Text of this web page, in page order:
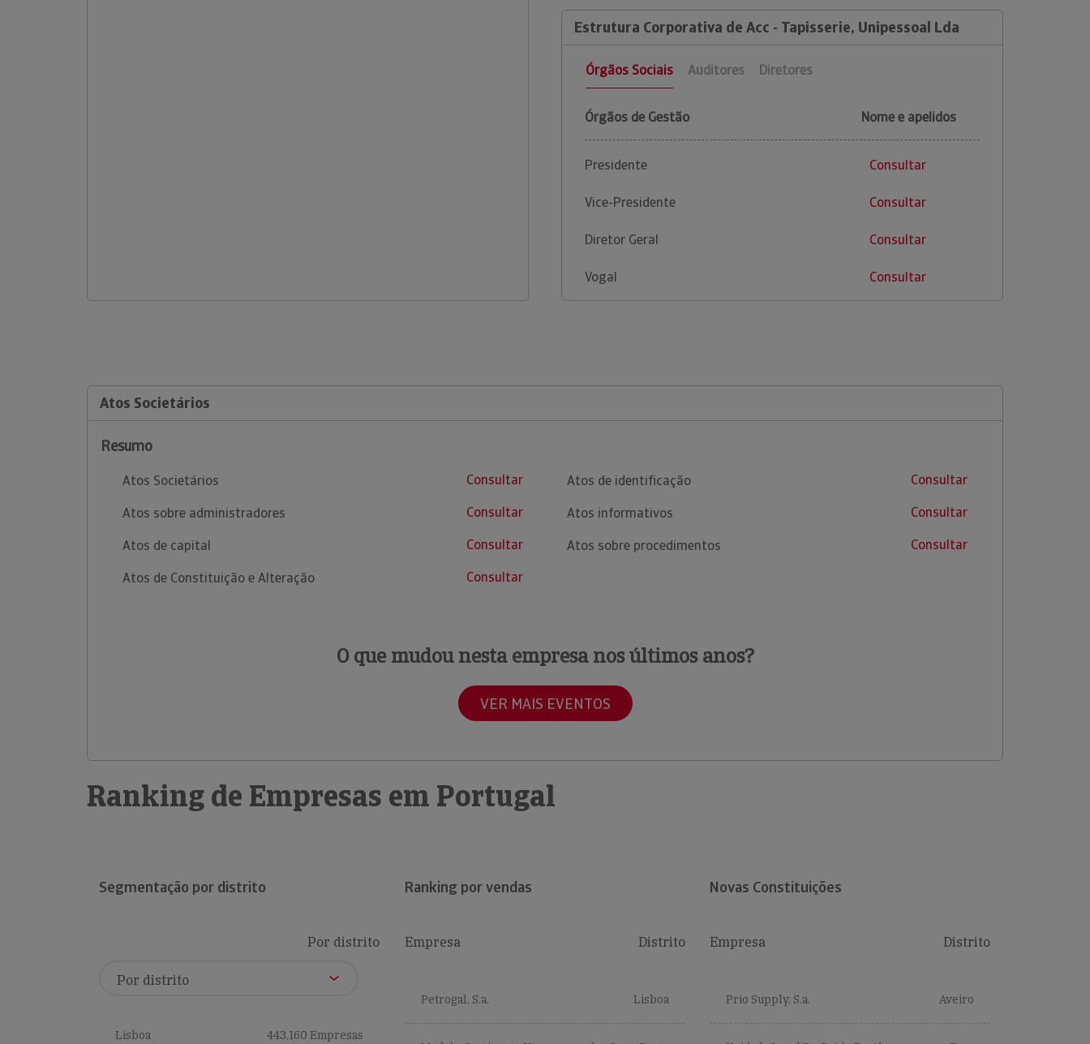
Estrutura Corporativa de Acc - Tapisserie, Unipessoal Lda
Órgãos Sociais Auditores Diretores
Órgãos de Gestão Nome e apelidos
Presidente Consultar
Vice-Presidente Consultar
Diretor Geral Consultar
Vogal Consultar
Atos Societários
Resumo
Atos Societários
Consultar
Atos sobre administradores
Consultar
Atos de capital
Consultar
Atos de Constituição e Alteração
Consultar
Atos de identificação
Consultar
Atos informativos
Consultar
Atos sobre procedimentos
Consultar
O que mudou nesta empresa nos últimos anos?
VER MAIS EVENTOS
Ranking de Empresas em Portugal
Segmentação por distrito
Por distrito
Lisboa 443,160 Empresas
Ranking por vendas
Empresa Distrito
Petrogal, S.a. Lisboa
Novas Constituições
Empresa Distrito
Prio Supply, S.a. Aveiro